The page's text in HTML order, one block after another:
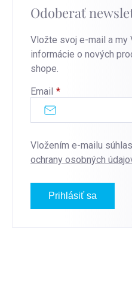
Odoberať
Vložte svoj e-mail a my
informácie o nových
shope.
Email
Vložením e-mailu
ochrany osobných
Prihlásiť sa